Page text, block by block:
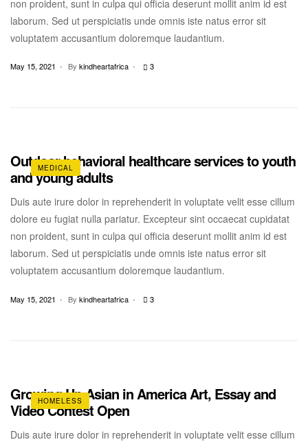
non proident, sunt in culpa qui officia deserunt mollit anim id est
laborum. Sed ut perspiciatis unde omnis iste natus error sit
voluptatem accusantium doloremque laudantium.
May 15, 2021 By kindheartafrica 3
MEDICAL
Outdoor behavioral healthcare services to youth
and young adults
Duis aute irure dolor in reprehenderit in voluptate velit esse cillum
dolore eu fugiat nulla pariatur. Excepteur sint occaecat cupidatat
non proident, sunt in culpa qui officia deserunt mollit anim id est
laborum. Sed ut perspiciatis unde omnis iste natus error sit
voluptatem accusantium doloremque laudantium.
May 15, 2021 By kindheartafrica 3
HOMELESS
Growing Up Asian in America Art, Essay and
Video Contest Open
Duis aute irure dolor in reprehenderit in voluptate velit esse cillum